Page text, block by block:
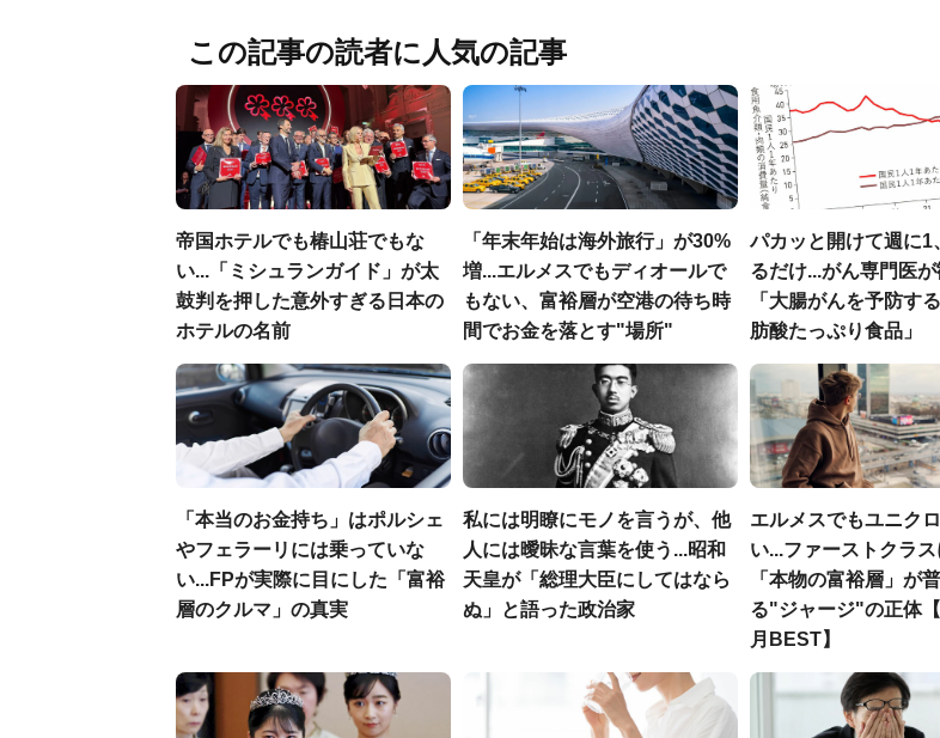
この記事の読者に人気の記事
帝国ホテルでも椿山荘でもな
い...「ミシュランガイド」が太
鼓判を押した意外すぎる日本の
ホテルの名前
「年末年始は海外旅行」が30%
増...エルメスでもディオールで
もない、富裕層が空港の待ち時
間でお金を落とす"場所"
パカッと開けて週に1
るだけ...がん専門医
「大腸がんを予防す
肪酸たっぷり食品」
「本当のお金持ち」はポルシェ
やフェラーリには乗っていな
い...FPが実際に目にした「富裕
層のクルマ」の真実
私には明瞭にモノを言うが、他
人には曖昧な言葉を使う...昭和
天皇が「総理大臣にしてはなら
ぬ」と語った政治家
エルメスでもユニク
い...ファーストクラ
「本物の富裕層」が
る"ジャージ"の正体
月BEST】